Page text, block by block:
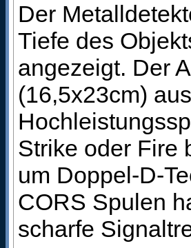
Der
Tiefe des
angezeigt. Der
(16,5x23cm)
Strike oder Fire
um Doppel-D-
CORS Spulen
scharfe